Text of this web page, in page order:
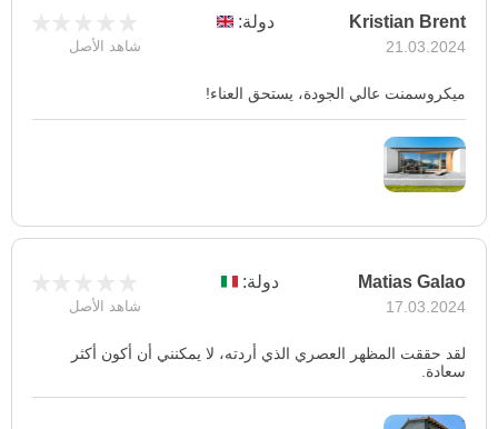
Kristian Brent
21.03.2024
دولة:
شاهد الأصل
ميكروسمنت عالي الجودة، يستحق العناء!
Matias Galao
17.03.2024
دولة:
شاهد الأصل
لقد حققت المظهر العصري الذي أردته، لا يمكنني أن أكون أكثر
سعادة.